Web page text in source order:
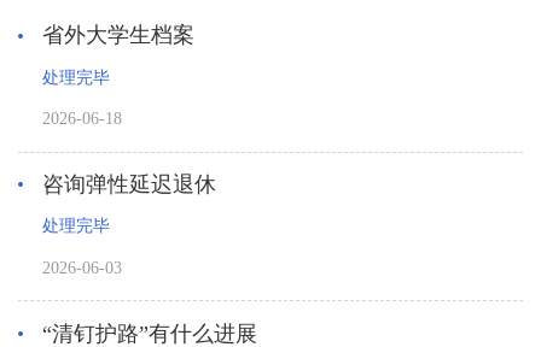
省外大学生档案
处理完毕
2026-06-18
咨询弹性延迟退休
处理完毕
2026-06-03
“清钉护路”有什么进展